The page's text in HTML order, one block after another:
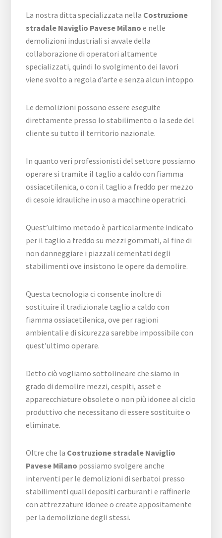
La nostra ditta specializzata nella Costruzione
stradale Naviglio Pavese Milano e nelle
demolizioni industriali si avvale della
collaborazione di operatori altamente
specializzati, quindi lo svolgimento dei lavori
viene svolto a regola d’arte e senza alcun intoppo.
Le demolizioni possono essere eseguite
direttamente presso lo stabilimento o la sede del
cliente su tutto il territorio nazionale.
In quanto veri professionisti del settore possiamo
operare si tramite il taglio a caldo con fiamma
ossiacetilenica, o con il taglio a freddo per mezzo
di cesoie idrauliche in uso a macchine operatrici.
Quest’ultimo metodo è particolarmente indicato
per il taglio a freddo su mezzi gommati, al fine di
non danneggiare i piazzali cementati degli
stabilimenti ove insistono le opere da demolire.
Questa tecnologia ci consente inoltre di
sostituire il tradizionale taglio a caldo con
fiamma ossiacetilenica, ove per ragioni
ambientali e di sicurezza sarebbe impossibile con
quest’ultimo operare.
Detto ciò vogliamo sottolineare che siamo in
grado di demolire mezzi, cespiti, asset e
apparecchiature obsolete o non più idonee al ciclo
produttivo che necessitano di essere sostituite o
eliminate.
Oltre che la Costruzione stradale Naviglio
Pavese Milano possiamo svolgere anche
interventi per le demolizioni di serbatoi presso
stabilimenti quali depositi carburanti e raffinerie
con attrezzature idonee o create appositamente
per la demolizione degli stessi.